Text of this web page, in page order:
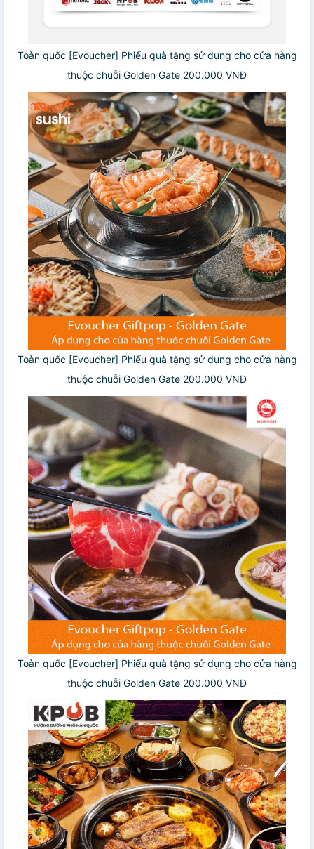
Toàn quốc [Evoucher] Phiếu quà tặng sử dụng cho cửa hàng
thuộc chuỗi Golden Gate 200.000 VNĐ
Toàn quốc [Evoucher] Phiếu quà tặng sử dụng cho cửa hàng
thuộc chuỗi Golden Gate 200.000 VNĐ
Toàn quốc [Evoucher] Phiếu quà tặng sử dụng cho cửa hàng
thuộc chuỗi Golden Gate 200.000 VNĐ